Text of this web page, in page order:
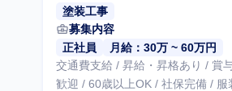
塗装工事
business_center募集内容
正社員
月給：30万 ~ 60万円
交通費支給 / 昇給・昇格あり / 賞
歓迎 / 60歳以上OK / 社保完備 / 服